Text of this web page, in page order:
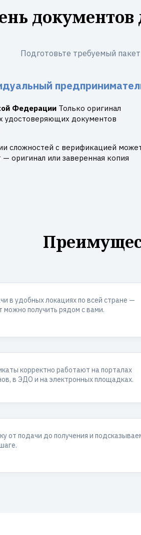
Подготовьте требуемый
Федерации Только оригинал
удостоверяющих документов
сложностей с верификацией
оригинал или заверенная копия
в удобных локациях по всей стране —
можно получить рядом с вами.
корректно работают на порталах
в ЭДО и на электронных площадках.
от подачи до получения и